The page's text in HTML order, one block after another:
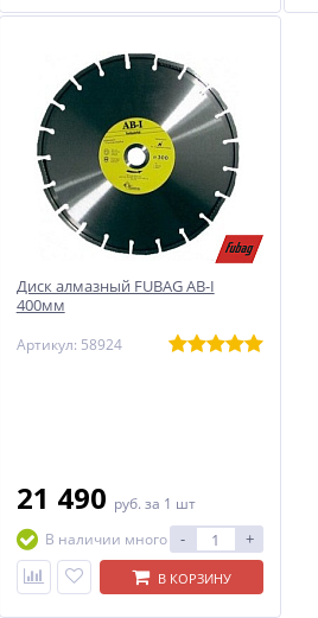
Диск алмазный FUBAG AB-I
400мм
Артикул: 58924
21 490 руб. за 1 шт
В наличии много
- +
В КОРЗИНУ